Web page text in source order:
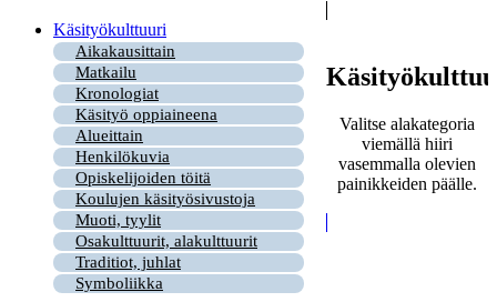
Käsityökulttuuri
Aikakausittain
Matkailu
Kronologiat
Käsityö oppiaineena
Alueittain
Henkilökuvia
Opiskelijoiden töitä
Koulujen käsityösivustoja
Muoti, tyylit
Osakulttuurit, alakulttuurit
Traditiot, juhlat
Symboliikka
Valitse alakategoria
viemällä hiiri
vasemmalla olevien
painikkeiden päälle.